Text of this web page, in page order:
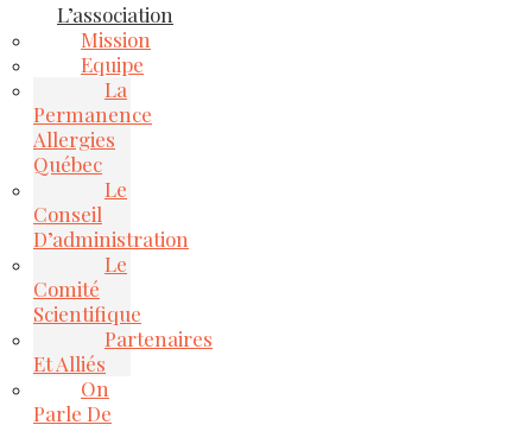
L’association
Mission
Equipe
La
Permanence
Allergies
Québec
Le
Conseil
D’administration
Le
Comité
Scientifique
Partenaires
Et Alliés
On
Parle De